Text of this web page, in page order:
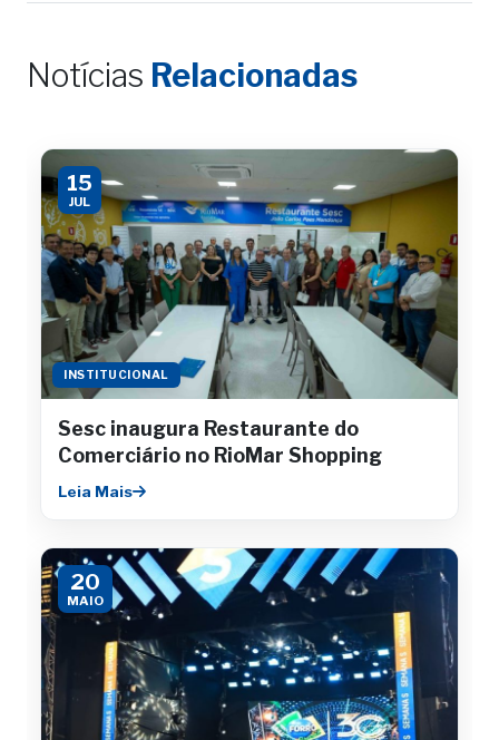
Notícias Relacionadas
15
JUL
INSTITUCIONAL
Sesc inaugura Restaurante do
Comerciário no RioMar Shopping
Leia Mais
20
MAIO